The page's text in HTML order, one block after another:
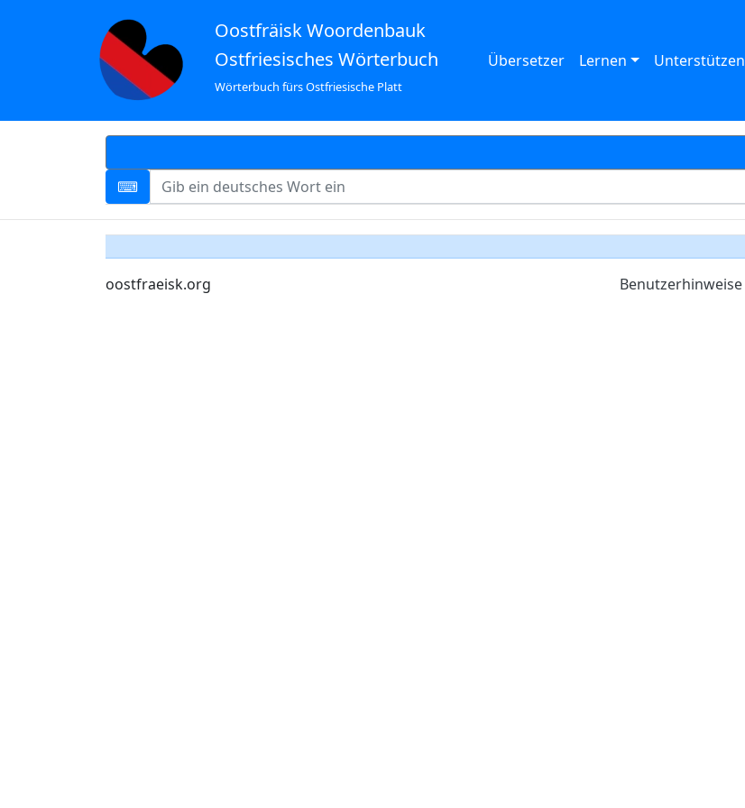
Oostfräisk Woordenbauk
Ostfriesisches Wörterbuch
Wörterbuch fürs Ostfriesische Platt
Übersetzer Lernen Unterstützen
oostfraeisk.org Benutzerhinweise